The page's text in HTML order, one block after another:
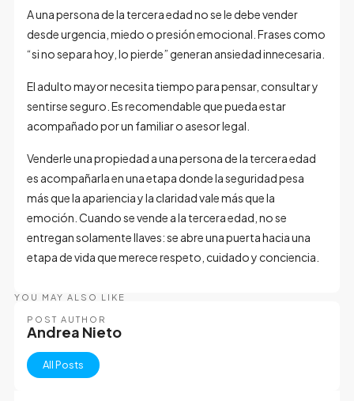
A una persona de la tercera edad no se le debe vender
desde urgencia, miedo o presión emocional. Frases como
“si no separa hoy, lo pierde” generan ansiedad innecesaria.
El adulto mayor necesita tiempo para pensar, consultar y
sentirse seguro. Es recomendable que pueda estar
acompañado por un familiar o asesor legal.
Venderle una propiedad a una persona de la tercera edad
es acompañarla en una etapa donde la seguridad pesa
más que la apariencia y la claridad vale más que la
emoción. Cuando se vende a la tercera edad, no se
entregan solamente llaves: se abre una puerta hacia una
etapa de vida que merece respeto, cuidado y conciencia.
YOU MAY ALSO LIKE
POST AUTHOR
Andrea Nieto
All Posts